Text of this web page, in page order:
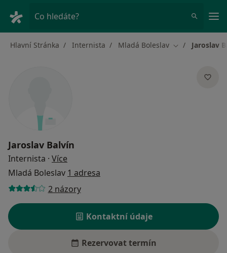
Co hledáte?
Hlavní Stránka Internista Mladá Boleslav Změna města
Jaroslav
Jaroslav Balvín
Internista · Více
Mladá Boleslav 1 adresa
2 názory
Kontaktní údaje
Rezervovat termín